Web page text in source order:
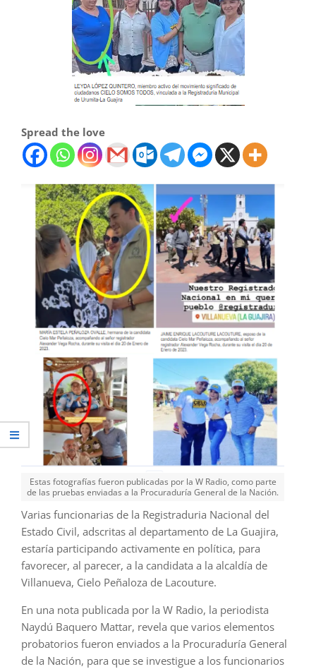
Spread the love
Estas fotografías fueron publicadas por la W Radio, como parte
de las pruebas enviadas a la Procuraduría General de la Nación.
Varias funcionarias de la Registraduria Nacional del
Estado Civil, adscritas al departamento de La Guajira,
estaría participando activamente en política, para
favorecer, al parecer, a la candidata a la alcaldía de
Villanueva, Cielo Peñaloza de Lacouture.
En una nota publicada por la W Radio, la periodista
Naydú Baquero Mattar, revela que varios elementos
probatorios fueron enviados a la Procuraduría General
de la Nación, para que se investigue a los funcionarios